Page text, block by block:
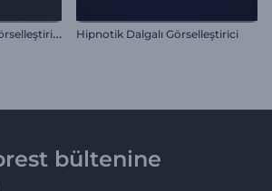
D
eep Techno Müzik Görselleştiricisi Hipnotik Dalgalı Görselleştirici
bültenine